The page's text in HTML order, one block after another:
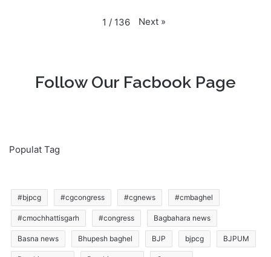
1 / 136 Next »
Follow Our Facbook Page
Populat Tag
#bjpcg #cgcongress #cgnews #cmbaghel
#cmochhattisgarh #congress Bagbahara news
Basna news Bhupesh baghel BJP bjpcg BJPUM